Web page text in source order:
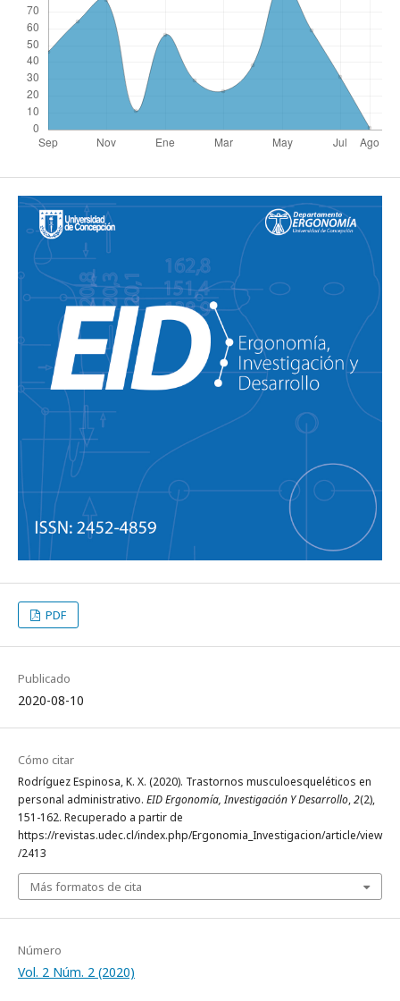
PDF
Publicado
2020-08-10
Cómo citar
Rodríguez Espinosa, K. X. (2020). Trastornos musculoesqueléticos en
personal administrativo. EID Ergonomía, Investigación Y Desarrollo,2(2),
151-162. Recuperado a partir de
https://revistas.udec.cl/index.php/Ergonomia_Investigacion/article/view
/2413
Más formatos de cita
Número
Vol. 2 Núm. 2 (2020)